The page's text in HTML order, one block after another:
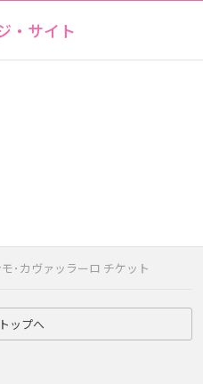
･カヴァッラーロ チケット
・サイト
ップへ